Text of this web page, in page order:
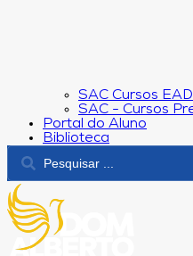
SAC Cursos
SAC - Cursos
Portal do Aluno
Biblioteca